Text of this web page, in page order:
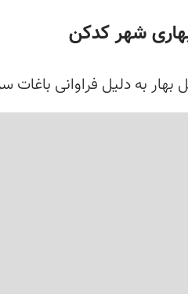
شهر کدکن
به دلیل فراوانی